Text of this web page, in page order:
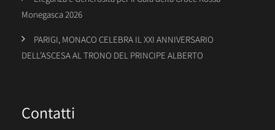
Monegasca 2026
PARIGI, MONACO CELEBRA IL XXI ANNIVERSARIO
DELL’ASCESA AL TRONO DEL PRINCIPE ALBERTO
Contatti